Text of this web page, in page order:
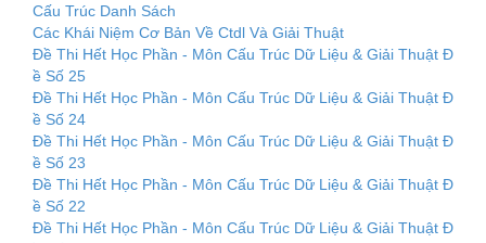
Cấu Trúc Danh Sách
Các Khái Niệm Cơ Bản Về Ctdl Và Giải Thuật
Đề Thi Hết Học Phần - Môn Cấu Trúc Dữ Liệu & Giải Thuật Đ
ề Số 25
Đề Thi Hết Học Phần - Môn Cấu Trúc Dữ Liệu & Giải Thuật Đ
ề Số 24
Đề Thi Hết Học Phần - Môn Cấu Trúc Dữ Liệu & Giải Thuật Đ
ề Số 23
Đề Thi Hết Học Phần - Môn Cấu Trúc Dữ Liệu & Giải Thuật Đ
ề Số 22
Đề Thi Hết Học Phần - Môn Cấu Trúc Dữ Liệu & Giải Thuật Đ